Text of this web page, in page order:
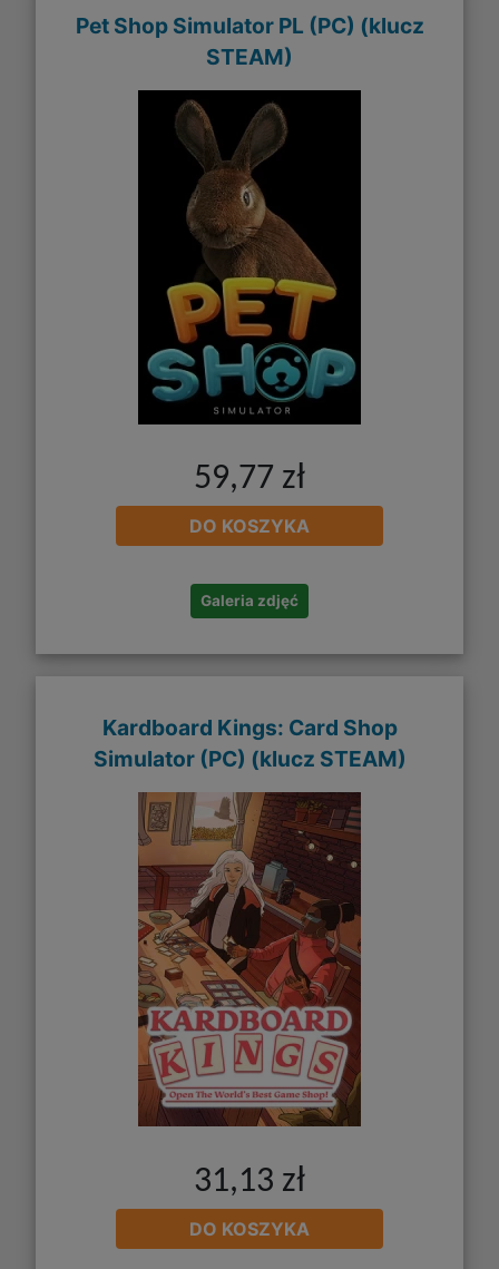
Pet Shop Simulator PL (PC) (klucz
STEAM)
59,77 zł
DO KOSZYKA
Galeria zdjęć
Kardboard Kings: Card Shop
Simulator (PC) (klucz STEAM)
31,13 zł
DO KOSZYKA